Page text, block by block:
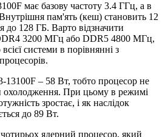
має базову частоту 3.4 ГГц, а в
пам'ять (кеш) становить 12
128 ГБ. Варто відзначити
3200 МГц або DDR5 4800 МГц,
системи в порівнянні з
13100F – 58 Вт, тобто процесор не
охолодження. При цьому в режимі
зростає, і як наслідок
до 89 Вт.
ядерний процесор, який